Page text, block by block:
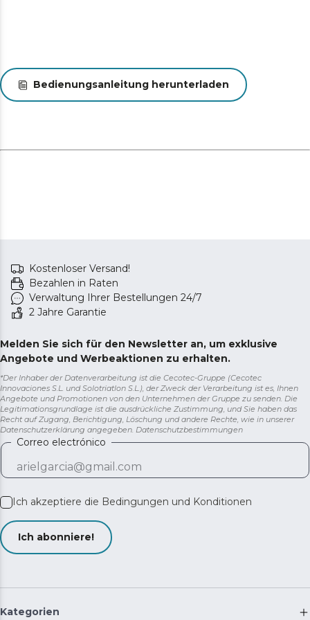
Bedienungsanleitung herunterladen
Kostenloser Versand!
Bezahlen in Raten
Verwaltung Ihrer Bestellungen 24/7
2 Jahre Garantie
Melden Sie sich für den Newsletter an, um exklusive
Angebote und Werbeaktionen zu erhalten.
*Der Inhaber der Datenverarbeitung ist die Cecotec-Gruppe (Cecotec
Innovaciones S.L. und Solotriatlon S.L.), der Zweck der Verarbeitung ist es, Ihnen
Angebote und Promotionen von den Unternehmen der Gruppe zu senden. Die
Legitimationsgrundlage ist die ausdrückliche Zustimmung, und Sie haben das
Recht auf Zugang, Berichtigung, Löschung und andere Rechte, wie in unserer
Datenschutzerklärung angegeben. Datenschutzbestimmungen
Correo electrónico
Ich akzeptiere die Bedingungen und Konditionen
Ich abonniere!
Kategorien